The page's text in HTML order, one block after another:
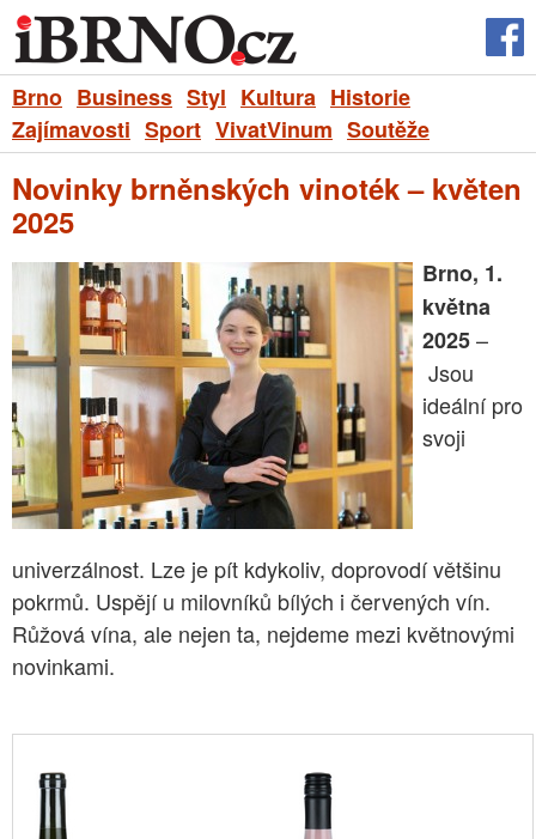
Brno Business Styl Kultura Historie
Zajímavosti Sport VivatVinum Soutěže
Novinky brněnských vinoték – květen
2025
Brno, 1.
května
2025–
Jsou
ideální pro
svoji
univerzálnost. Lze je pít kdykoliv, doprovodí většinu
pokrmů. Uspějí u milovníků bílých i červených vín.
Růžová vína, ale nejen ta, nejdeme mezi květnovými
novinkami.